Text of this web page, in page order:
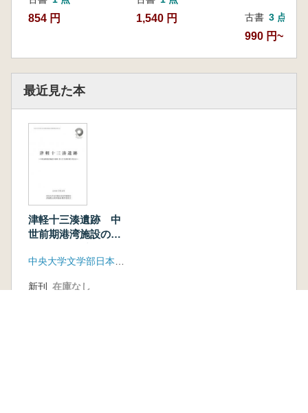
854 円 1,540 円 古書 3 点
990 円~
最近見た本
津軽十三湊遺跡 中
世前期港湾施設の調
告書ほか
新刊 在庫なし